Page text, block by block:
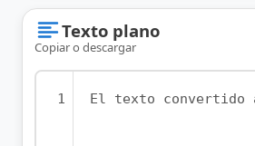
Texto plano
Copiar o descargar